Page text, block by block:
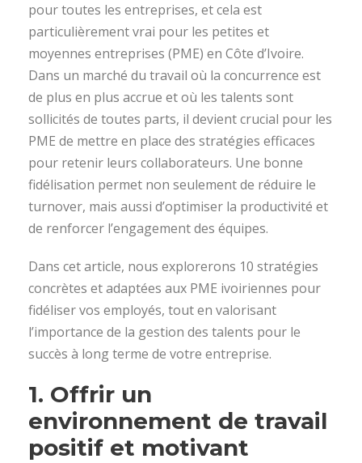
pour toutes les entreprises, et cela est
particulièrement vrai pour les petites et
moyennes entreprises (PME) en Côte d’Ivoire.
Dans un marché du travail où la concurrence est
de plus en plus accrue et où les talents sont
sollicités de toutes parts, il devient crucial pour les
PME de mettre en place des stratégies efficaces
pour retenir leurs collaborateurs. Une bonne
fidélisation permet non seulement de réduire le
turnover, mais aussi d’optimiser la productivité et
de renforcer l’engagement des équipes.
Dans cet article, nous explorerons 10 stratégies
concrètes et adaptées aux PME ivoiriennes pour
fidéliser vos employés, tout en valorisant
l’importance de la gestion des talents pour le
succès à long terme de votre entreprise.
1. Offrir un
environnement de travail
positif et motivant